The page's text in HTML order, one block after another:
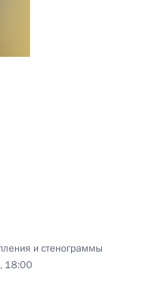
и стенограммы
18:00